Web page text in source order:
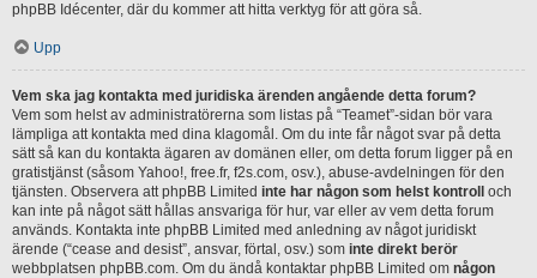
phpBB Idécenter, där du kommer att hitta verktyg för att göra så.
Upp
Vem ska jag kontakta med juridiska ärenden angående detta forum?
Vem som helst av administratörerna som listas på “Teamet”-sidan bör vara
lämpliga att kontakta med dina klagomål. Om du inte får något svar på detta
sätt så kan du kontakta ägaren av domänen eller, om detta forum ligger på en
gratistjänst (såsom Yahoo!, free.fr, f2s.com, osv.), abuse-avdelningen för den
tjänsten. Observera att phpBB Limited inte har någon som helst kontroll
och
kan inte på något sätt hållas ansvariga för hur, var eller av vem detta forum
används. Kontakta inte phpBB Limited med anledning av något juridiskt
ärende (“cease and desist”, ansvar, förtal, osv.) som inte direkt berör
webbplatsen phpBB.com. Om du ändå kontaktar phpBB Limited om någon